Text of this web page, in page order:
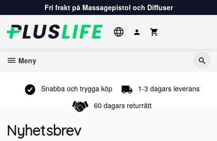
till
innehåll
Fri frakt på Massagepistol och Diffuser
Meny
Snabba och trygga köp
1-3 dagars leverans
60 dagars returrätt
Nyhetsbrev